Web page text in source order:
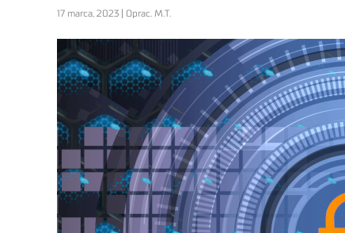
17 marca, 2023 | Oprac. M.T.